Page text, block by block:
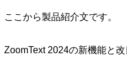
ここから製品紹介文です。
ZoomText 2024の新機能と改